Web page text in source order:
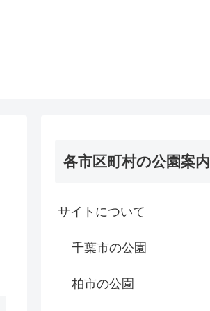
各市区町村の公園案内
サイトについて
千葉市の公園
柏市の公園